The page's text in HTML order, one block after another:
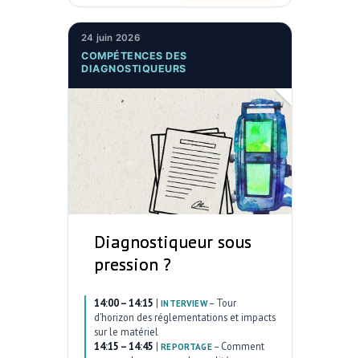
24 juin 2026
COMPÉTENCES DES
DIAGNOSTIQUEURS
Diagnostiqueur sous
pression ?
14:00 – 14:15 | INTERVIEW– Tour
d’horizon des réglementations et impacts
sur le matériel
14:15 – 14:45 | REPORTAGE– Comment